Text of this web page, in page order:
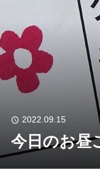
2022.09.15
今日のお昼